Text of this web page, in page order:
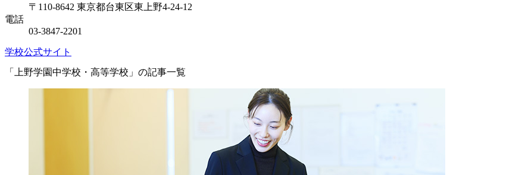
〒110-8642 東京都台東区東上野4-24-12
電話
03-3847-2201
学校公式サイト
「上野学園中学校・高等学校」の記事一覧